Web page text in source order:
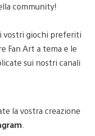
community!
vostri giochi preferiti
Fan Art a tema e le
sui nostri canali
la vostra creazione